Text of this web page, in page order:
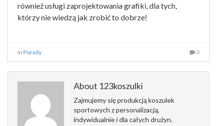
również usługi zaprojektowania grafiki, dla tych,
którzy nie wiedzą jak zrobić to dobrze!
in Porady 0
About 123koszulki
Zajmujemy się produkcją koszulek
sportowych z personalizacją,
indywidualnie i dla całych drużyn.